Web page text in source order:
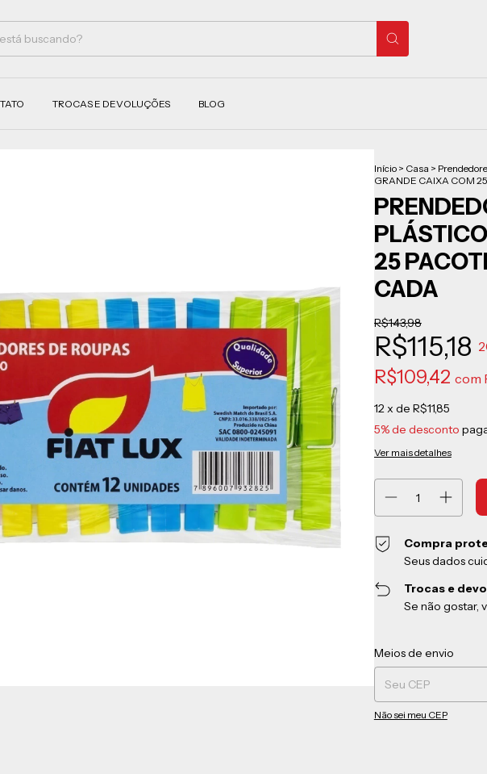
TROCAS E DEVOLUÇÕES BLOG
Início > Casa >
GRANDE CAIXA COM
25
CADA
R$143,98
R$115,18
R$109,42 com
12x de R$11,85
5% de desconto
Ver mais detalhes
Compra
Seus dados
Trocas e
Se não gostar,
Entregas para o CEP:
Meios de envio
Não sei meu CEP